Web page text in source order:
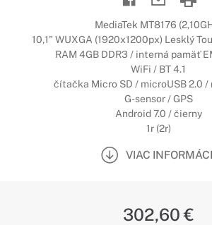
MediaTek MT8176
10,1" WUXGA (1920x1200px) Lesklý
RAM 4GB DDR3 / interná pamäť
WiFi / BT 4.1
čítačka Micro SD / microUSB 2.0 /
G-sensor / GPS
Android 7.0 / čierny
1r (2r)
VIAC
302,60 €